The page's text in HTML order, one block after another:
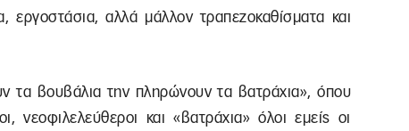
εργοστάσια, αλλά μάλλον τραπεζοκαθίσματα και
τα βουβάλια την πληρώνουν τα βατράχια», όπου
νεοφιλελεύθεροι και «βατράχια» όλοι εμείς οι